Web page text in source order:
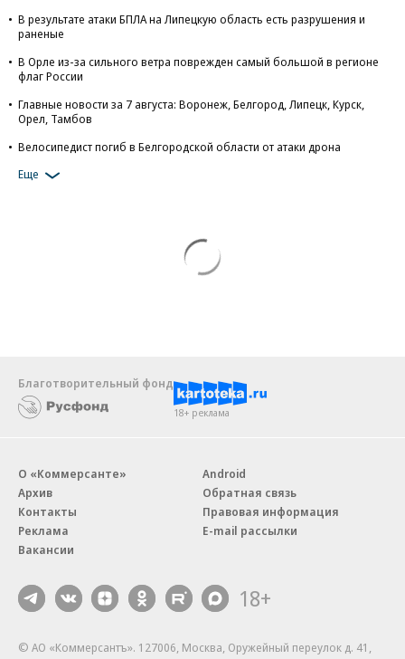
В результате атаки БПЛА на Липецкую область есть разрушения и
раненые
В Орле из-за сильного ветра поврежден самый большой в регионе
флаг России
Главные новости за 7 августа: Воронеж, Белгород, Липецк, Курск,
Орел, Тамбов
Велосипедист погиб в Белгородской области от атаки дрона
Еще
Благотворительный фонд
18+ реклама
О «Коммерсанте»
Архив
Контакты
Реклама
Вакансии
Android
Обратная связь
Правовая информация
E-mail рассылки
18+
© АО «Коммерсантъ». 127006, Москва, Оружейный переулок д. 41,